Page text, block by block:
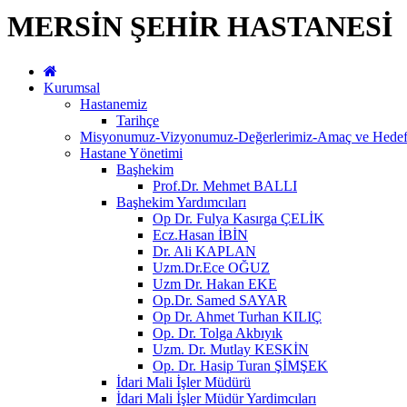
MERSİN ŞEHİR HASTANESİ
Kurumsal
Hastanemiz
Tarihçe
Misyonumuz-Vizyonumuz-Değerlerimiz-Amaç ve
Hastane Yönetimi
Başhekim
Prof.Dr. Mehmet BALLI
Başhekim Yardımcıları
Op Dr. Fulya Kasırga ÇELİK
Ecz.Hasan İBİN
Dr. Ali KAPLAN
Uzm.Dr.Ece OĞUZ
Uzm Dr. Hakan EKE
Op.Dr. Samed SAYAR
Op Dr. Ahmet Turhan KILIÇ
Op. Dr. Tolga Akbıyık
Uzm. Dr. Mutlay KESKİN
Op. Dr. Hasip Turan ŞİMŞEK
İdari Mali İşler Müdürü
İdari Mali İşler Müdür Yardimcıları